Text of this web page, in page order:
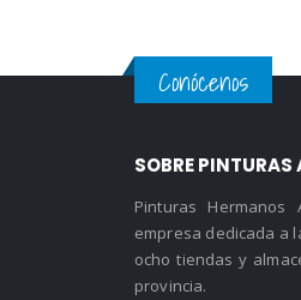
Conócenos
SOBRE PINTURAS
Pinturas Hermanos
empresa dedicada a
ocho tiendas y
provincia.